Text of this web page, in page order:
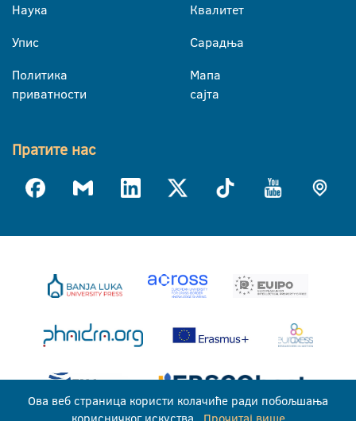
Наука
Упис
Политика
приватности
Квалитет
Сарадња
Мапа
сајта
Пратите нас
Ова веб страница користи колачиће ради побољшања